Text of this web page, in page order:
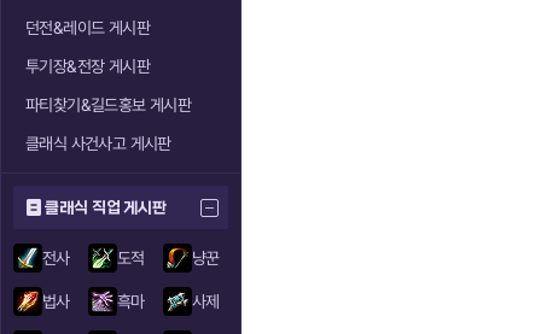
던전&레이드 게시판
투기장&전장 게시판
파티찾기&길드홍보 게시판
클래식 사건사고 게시판
클래식 직업 게시판
전사 도적 냥꾼
법사 흑마 사제